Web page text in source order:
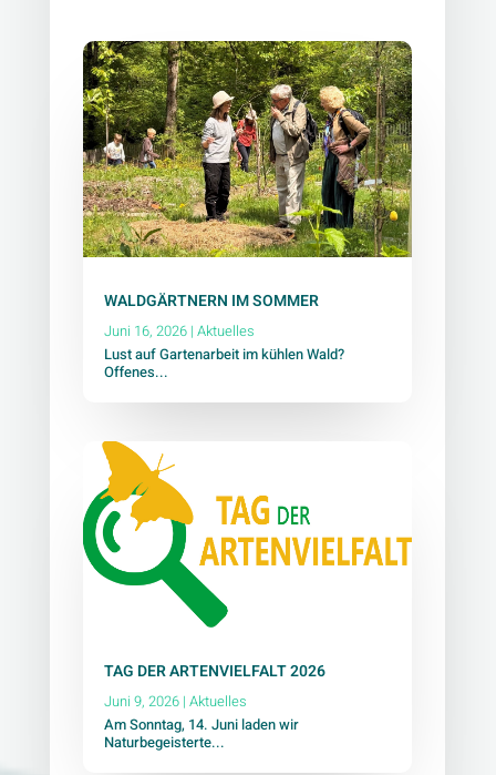
WALDGÄRTNERN IM SOMMER
Juni 16, 2026| Aktuelles
Lust auf Gartenarbeit im kühlen Wald?
Offenes...
TAG DER ARTENVIELFALT 2026
Juni 9, 2026| Aktuelles
Am Sonntag, 14. Juni laden wir
Naturbegeisterte...